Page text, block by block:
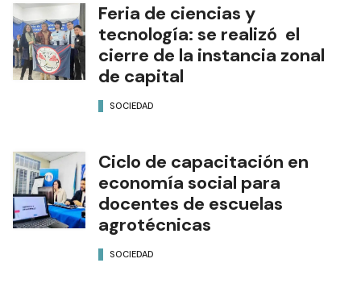
Feria de ciencias y
tecnología: se realizó el
cierre de la instancia zonal
de capital
SOCIEDAD
Ciclo de capacitación en
economía social para
docentes de escuelas
agrotécnicas
SOCIEDAD